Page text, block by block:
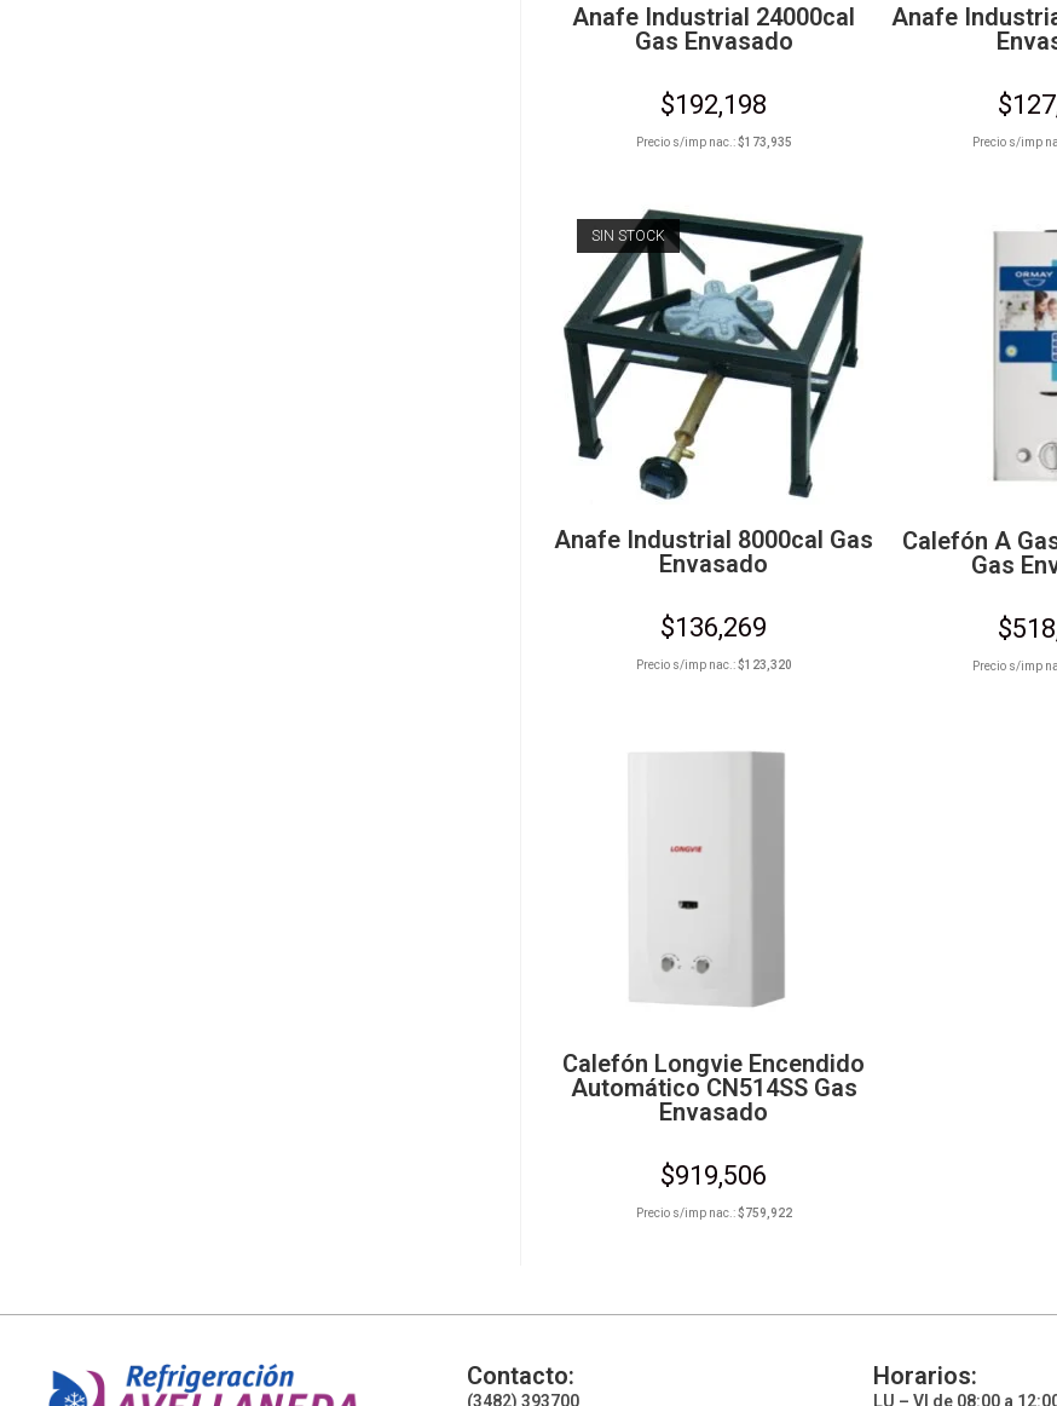
Anafe Industrial 24000cal
Gas Envasado
$192,198
Precio s/imp nac.:$173,935
Anafe
$
Precio s/imp
SIN STOCK
Anafe Industrial 8000cal Gas
Envasado
$136,269
Precio s/imp nac.:$123,320
Calefón A
Gas
$
Precio s/imp
Calefón Longvie Encendido
Automático CN514SS Gas
Envasado
$919,506
Precio s/imp nac.:$759,922
Contacto:
(3482) 393700
Horarios:
LU – VI de 08:00 a